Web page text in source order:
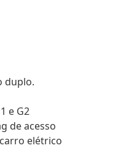
duplo.
e G2
de acesso
elétrico